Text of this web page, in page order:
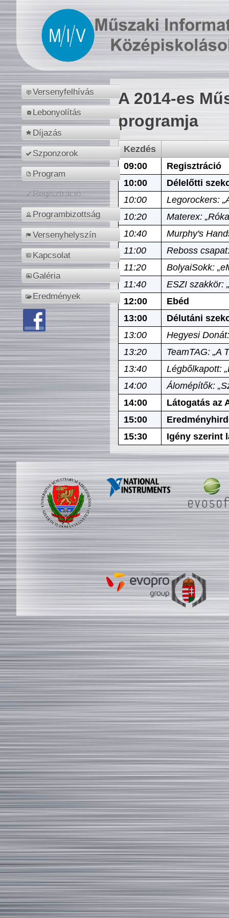
Versenyfelhívás
Lebonyolítás
Díjazás
Szponzorok
Program
Regisztráció
Programbizottság
Versenyhelyszín
Kapcsolat
Galéria
Eredmények
A 2014-es
programja
Kezdés
09:00
Regisztráció
10:00
Délelőtti
10:00
Legorockers:
10:20
Materex:
10:40
Murphy's
11:00
Reboss
11:20
BolyaiSokk:
11:40
ESZI szakkör:
12:00
Ebéd
13:00
Délutáni
13:00
Hegyesi
13:20
TeamTAG: „A
13:40
Légbőlkapott:
14:00
Álomépítők:
14:00
Látogatás az
15:00
15:30
Igény szerint